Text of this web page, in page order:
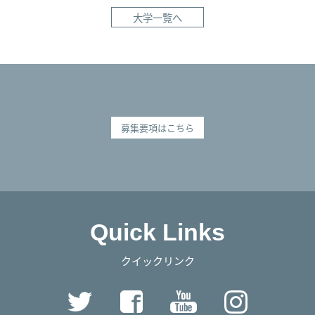
大学一覧へ
募集要項はこちら
Quick Links
クイックリンク
Twitter FacebookYouTube